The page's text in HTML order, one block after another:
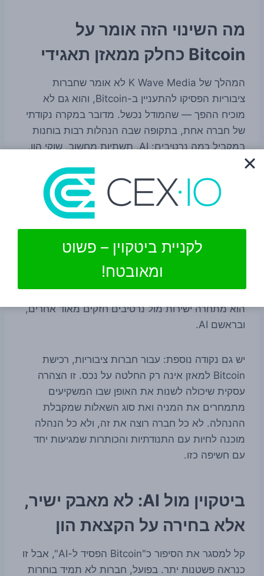
מה השינוי הזה אומר על
Bitcoin כחלק ממאזן תאגידי
המהלך של K Wave Media לא אומר שחברות
ציבוריות הפסיקו להתעניין ב-Bitcoin, והוא גם לא
מוכיח ההפך — שהמודל נכשל. מדובר במקרה נקודתי
של חברה אחת, בתקופה שבה הנהלות רבות בוחנות
במקביל כמה נרטיבים: AI, תשתיות מחשוב, שוקי הון,
קריפטו, ולעיתים גם שילובים ביניהם.
עבור קוראי קריפטו, החשיבות היא בעיקר ברמת
הסנטימנט והמסגור. כשחברה מציגה כיוון של אוצר
ביטקוין, זה בדרך כלל מקבל תהודה משום שהשוק אוהב
סיפורים על אימוץ מוסדי. כשאותה חברה חוזרת בה
הסיפור היחיד שמסוגל למשוך הנהלות ציבוריות. כיום
הוא מתחרה ישירות מול נרטיבים חזקים מאוד אחרים,
ובראשם AI.
יש גם נקודה נוספת: עבור חברות ציבוריות, רכישת
Bitcoin למאזן אינה רק החלטה על נכס. זו הצהרה
עסקית שיכולה לשנות את האופן שבו המשקיעים
מתמחרים את המניה ואת סוג השאלות שמקבלת
ההנהלה. לא כל חברה רוצה את זה, ולא כל הנהלה
מוכנה לחיות עם התנודתיות והכותרות שמגיעות יחד
עם חשיפה כזו.
ביטקוין מול AI: לא מאבק ישיר,
אלא בחירה על הקצאת הון
קל למסגר את הסיפור כ"Bitcoin הפסיד ל-AI", אבל זו
כנראה פשטנות יתר. בפועל, חברות לא תמיד בוחרות
לקניית ביטקוין – פשוט
ומאובטח!